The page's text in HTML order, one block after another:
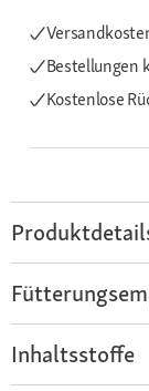
Bestellungen
Kostenlose
Inhaltsstoffe